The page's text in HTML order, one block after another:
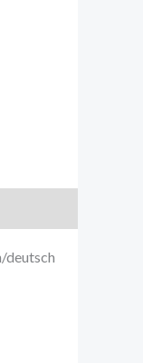
deutsch